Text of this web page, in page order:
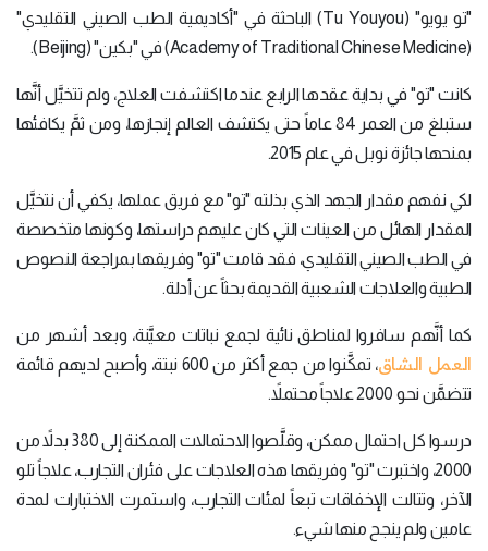
"تو يويو" (Tu Youyou) الباحثة في "أكاديمية الطب الصيني التقليدي"
(Academy of Traditional Chinese Medicine) في "بكين" (Beijing).
كانت "تو" في بداية عقدها الرابع عندما اكتشفت العلاج، ولم تتخيَّل أنَّها
ستبلغ من العمر 84 عاماً حتى يكتشف العالم إنجازها، ومن ثمَّ يكافئها
بمنحها جائزة نوبل في عام 2015.
لكي نفهم مقدار الجهد الذي بذلته "تو" مع فريق عملها، يكفي أن نتخيَّل
المقدار الهائل من العينات التي كان عليهم دراستها، وكونها متخصصة
في الطب الصيني التقليدي، فقد قامت "تو" وفريقها بمراجعة النصوص
الطبية والعلاجات الشعبية القديمة بحثاً عن أدلة.
كما أنَّهم سافروا لمناطق نائية لجمع نباتات معيَّنة، وبعد أشهر من
العمل الشاق
، تمكَّنوا من جمع أكثر من 600 نبتة، وأصبح لديهم قائمة
تتضمَّن نحو 2000 علاجاً محتملاً.
درسوا كل احتمال ممكن، وقلَّصوا الاحتمالات الممكنة إلى 380 بدلاً من
2000، واختبرت "تو" وفريقها هذه العلاجات على فئران التجارب، علاجاً تلو
الآخر، وتتالت الإخفاقات تبعاً لمئات التجارب، واستمرت الاختبارات لمدة
عامين ولم ينجح منها شيء.